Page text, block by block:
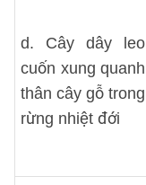
d. Cây dây leo
cuốn xung quanh
thân cây gỗ trong
rừng nhiệt đới